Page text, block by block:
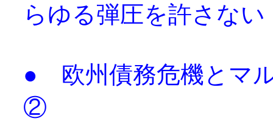
らゆる弾圧を許さな
● 欧州債務危機とマ
②